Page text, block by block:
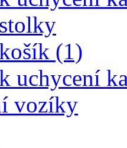
(1)
uchycení
vozíky